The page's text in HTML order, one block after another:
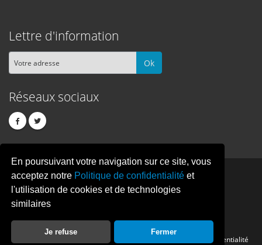
En poursuivant votre navigation sur ce site, vous
acceptez notre Politique de confidentialité et
l'utilisation de cookies et de technologies
similaires
Je refuse Fermer
Lettre d'information
Ok
Réseaux sociaux
PIXELCREATION
Publicité Politique de confidentialité